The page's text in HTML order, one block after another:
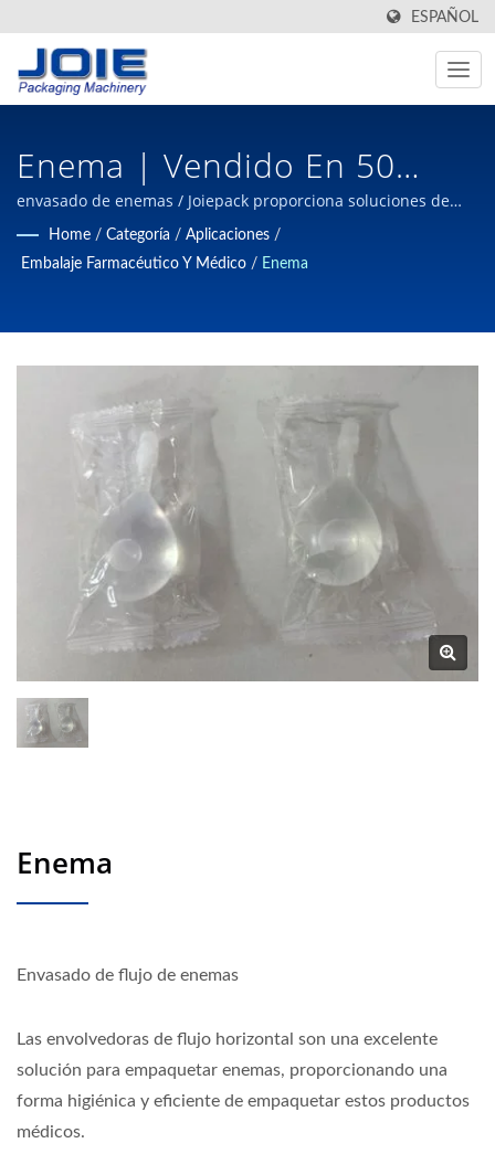
ESPAÑOL
Enema | Vendido En 50
Países Fabricante De
Maquinaria De Envasado
JOIEPACK Industrial Co., Ltd.
envasado de enemas / Joiepack proporciona soluciones de
automatización de empaques de calidad para las industrias
de alimentos y no alimentos con décadas de experiencia
Home / Categoría / Aplicaciones /
Embalaje Farmacéutico Y Médico / Enema
Enema
Envasado de flujo de enemas
Las envolvedoras de flujo horizontal son una excelente
solución para empaquetar enemas, proporcionando una
forma higiénica y eficiente de empaquetar estos productos
médicos.